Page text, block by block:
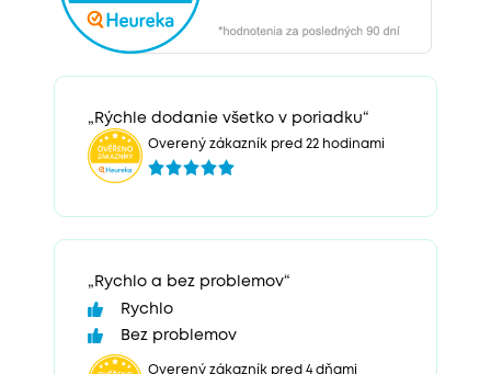
„Rýchle dodanie všetko v poriadku“
Overený zákazník pred 22 hodinami
„Rychlo a bez problemov“
Rychlo
Bez problemov
Overený zákazník pred 4 dňami